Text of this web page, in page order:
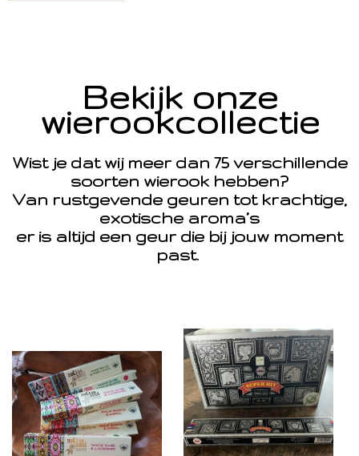
Bekijk onze
wierookcollectie
Wist je dat wij meer dan 75 verschillende
soorten wierook hebben?
Van rustgevende geuren tot krachtige,
exotische aroma’s
er is altijd een geur die bij jouw moment
past.